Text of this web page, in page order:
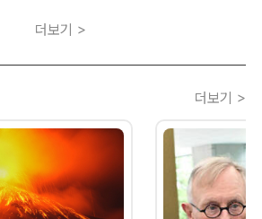
더보기 >
더보기 >